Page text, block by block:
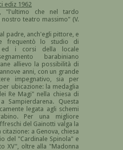
ediz 1962
"l'ultimo che nel tardo
teatro massimo" (V.
padre, anch'egli pittore, e
frequentò lo studio di
i corsi della locale
barabiniano
allievo la possibilità di
anni, con un grande
impegnativo, sia per
ubicazione: la medaglia
Re Magi" nella chiesa di
Sampierdarena. Questa
legata agli schemi
Per una migliore
del Gainotti valga la
a Genova, chiesa
del "Cardinale Spinola" e
XV", oltre alla "Madonna